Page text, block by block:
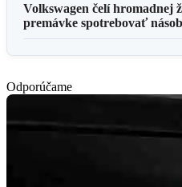
Volkswagen čelí hromadnej
premávke spotrebovať
Odporúčame